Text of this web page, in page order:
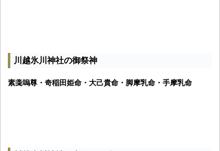
川越氷川神社の御祭神
素戔嗚尊・奇稲田姫命・大己貴命・脚摩乳命・手摩乳命